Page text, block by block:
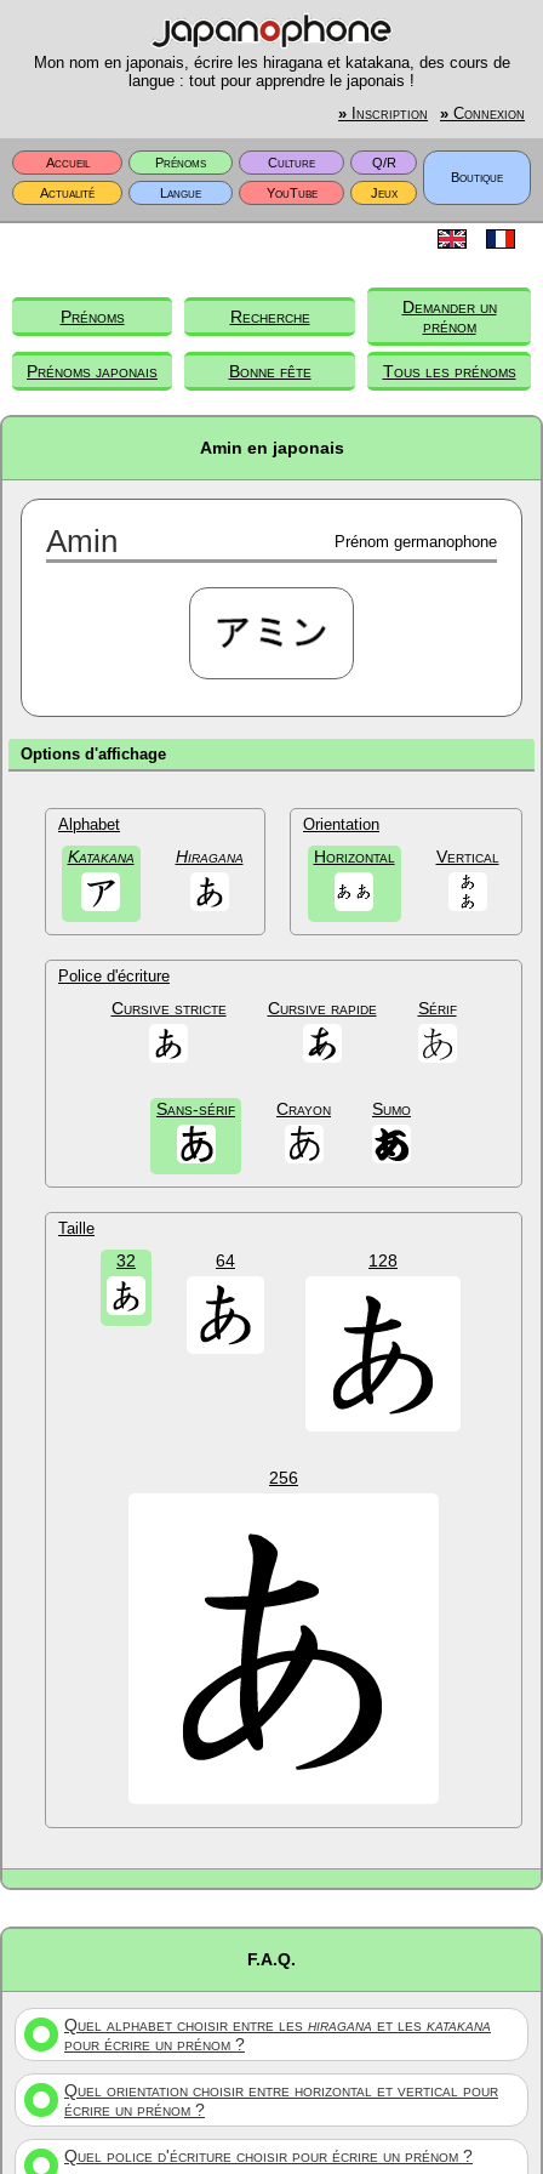
Mon nom en japonais, écrire les hiragana et katakana, des cours de
langue : tout pour apprendre le japonais !
» Inscription » Connexion
Accueil Prénoms Culture
Q/R
Boutique
Actualité
Langue YouTube Jeux
Prénoms Recherche
Demander un
prénom
Prénoms japonais Bonne fête Tous les prénoms
Amin en japonais
Amin Prénom germanophone
Options d'affichage
Alphabet
Katakana Hiragana
Orientation
Horizontal Vertical
Police d'écriture
Cursive stricte Cursive rapide Sérif
Sans-sérif Crayon Sumo
Taille
32 64 128
256
F.A.Q.
Quel alphabet choisir entre les hiragana et les katakana
pour écrire un prénom ?
Quel orientation choisir entre horizontal et vertical pour
écrire un prénom ?
Quel police d'écriture choisir pour écrire un prénom ?